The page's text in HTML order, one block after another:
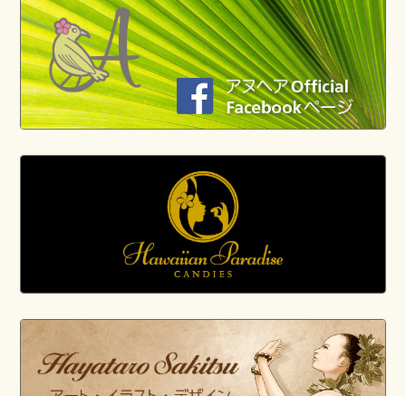
シ）、コーヒーノキ（アラビアコ
ーヒー）、グアバ（バンジロウ）
を追加しました。
2/2/2018 ［植物］タビビトノキ（トラベラ
ーズツリー）、ランタナ（シチヘ
ンゲ）を追加しました。
［植物］インディアンバニヤン
（ベンガルボダイジュ）
ニーズバニヤン（ガジュマル）
追加しました。
1/23/2018 ［植物］パーニニ（インディアン
を追加しました。
1/7/2018 ［植物］ ピンクテコマ、オーキッ